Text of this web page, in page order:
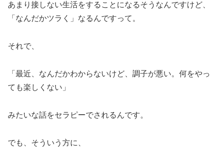
あまり接しない生活をすることになるそうなんですけど、
「なんだかツラく」なるんですって。
それで、
「最近、なんだかわからないけど、調子が悪い。何をやっ
ても楽しくない」
みたいな話をセラピーでされるんです。
でも、そういう方に、